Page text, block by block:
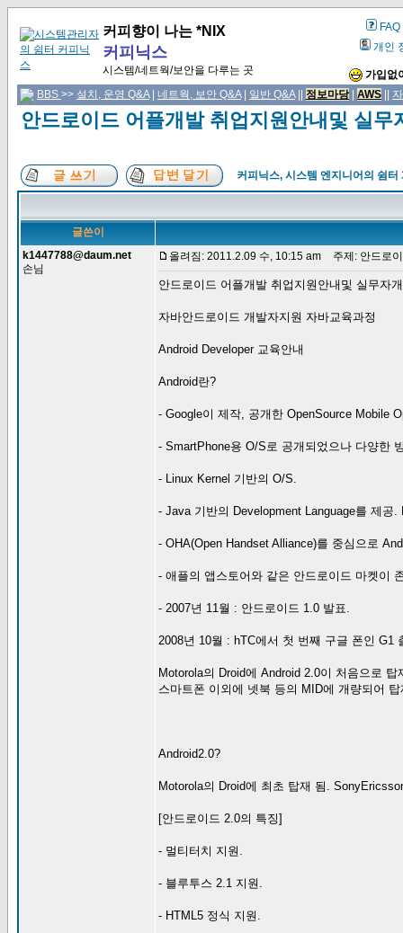
커피향이 나는 *NIX
커피닉스
시스템/네트웍/보안을 다루는 곳
FAQ
개인
가입없
BBS >> 설치, 운영 Q&A| 네트웍, 보안 Q&A| 일반 Q&A|| 정보마당| AWS
안드로이드 어플개발 취업지원안내및 실무
커피닉스, 시스템 엔지니어의 쉼터
글쓴이
k1447788@daum.net
손님
올려짐: 2011.2.09 수, 10:15 am 주제: 안드로
안드로이드 어플개발 취업지원안내및 실무자
자바안드로이드 개발자지원 자바교육과정
Android Developer 교육안내
Android란?
- Google이 제작, 공개한 OpenSource Mobile
- SmartPhone용 O/S로 공개되었으나 다양한
- Linux Kernel 기반의 O/S.
- Java 기반의 Development Language를 제
- OHA(Open Handset Alliance)를 중심으로
- 애플의 앱스토어와 같은 안드로이드 마켓이
- 2007년 11월 : 안드로이드 1.0 발표.
2008년 10월 : hTC에서 첫 번째 구글 폰인 G1
Motorola의 Droid에 Android 2.0이 처음으로 탑
스마트폰 이외에 넷북 등의 MID에 개량되어
Android2.0?
Motorola의 Droid에 최초 탑재 됨.
[안드로이드 2.0의 특징]
- 멀티터치 지원.
- 블루투스 2.1 지원.
- HTML5 정식 지원.